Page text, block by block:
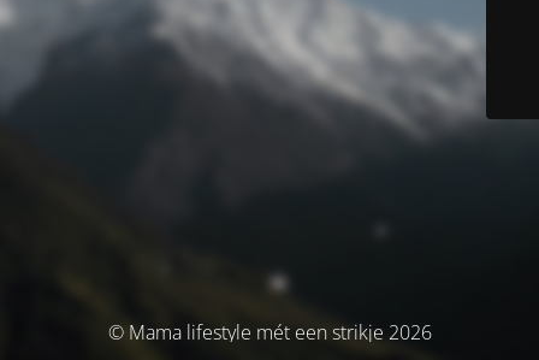
© Mama lifestyle mét een strikje 2026